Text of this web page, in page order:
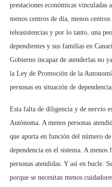
prestaciones económicas
menos centros de día, menos
teleasistencias y por lo tanto, una
dependientes y sus familias en
Gobierno incapaz de atenderlas no
la Ley de Promoción de la
personas en situación de
Esta falta de diligencia y de nervio
Autónoma. A menos personas
que aporta en función del número
dependencia en el sistema. A
personas atendidas. Y así en bucle.
porque se necesitan menos